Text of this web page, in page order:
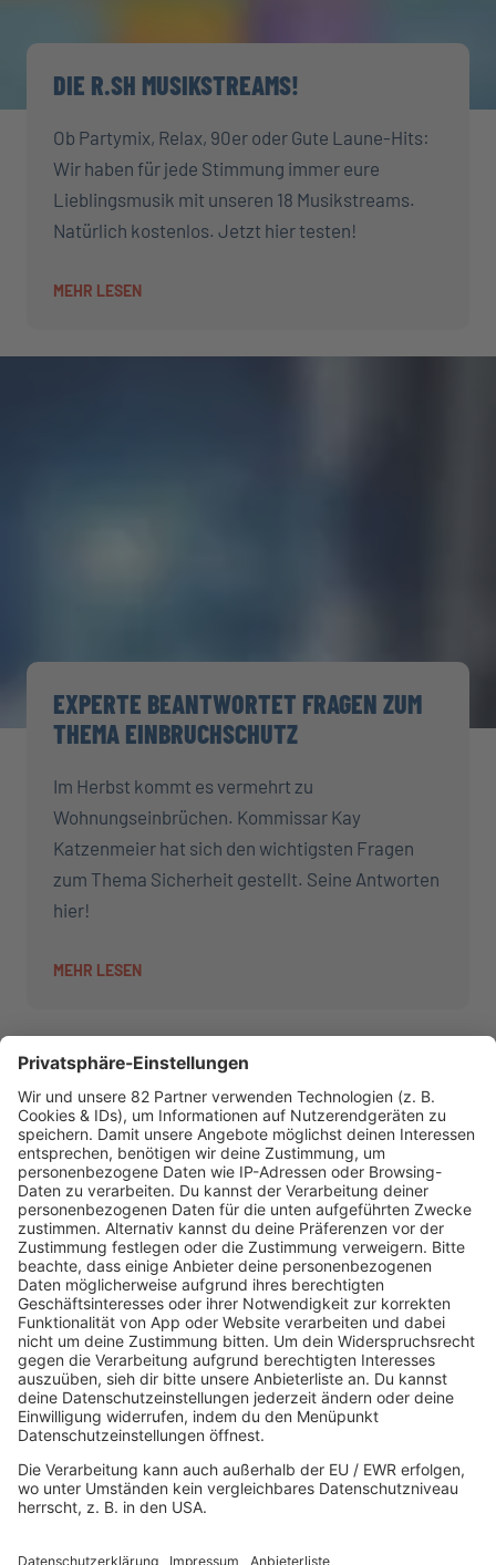
DIE R.SH MUSIKSTREAMS!
Ob Partymix, Relax, 90er oder Gute Laune-Hits:
Wir haben für jede Stimmung immer eure
Lieblingsmusik mit unseren 18 Musikstreams.
Natürlich kostenlos. Jetzt hier testen!
MEHR LESEN
EXPERTE BEANTWORTET FRAGEN ZUM
THEMA EINBRUCHSCHUTZ
Im Herbst kommt es vermehrt zu
Wohnungseinbrüchen. Kommissar Kay
Katzenmeier hat sich den wichtigsten Fragen
zum Thema Sicherheit gestellt. Seine Antworten
hier!
MEHR LESEN
AKTIONEN
R.SH hilft helfen-Stiftung!
AKTUELL
Aktuelles von den R.SH Schleswig-Holstein-Reportern
Jobbörse
MUSIK
Unsere Musikstreams
Konzerte und Events